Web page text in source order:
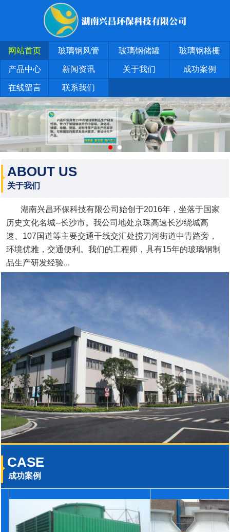
网站首页 玻璃钢风管 玻璃钢储罐 玻璃钢格栅
产品中心 新闻资讯 关于我们 成功案例
在线留言 联系我们
ABOUT US
关于我们
湖南兴昌环保科技有限公司始创于2016年，坐落于国家
历史文化名城--长沙市。我公司地处京珠高速长沙绕城高
速、107国道等主要交通干线交汇处捞刀河街道中青路旁，
环境优雅，交通便利。我们的工程师，具有15年的玻璃钢制
品生产研发经验...
CASE
成功案例